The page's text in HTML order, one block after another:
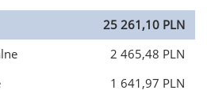
25 261,10 PLN
2 465,48 PLN
1 641,97 PLN